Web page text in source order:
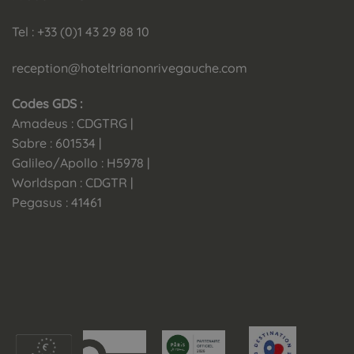
Tel : +33 (0)1 43 29 88 10
reception@hoteltrianonrivegauche.com
Codes GDS :
Amadeus : CDGTRG |
Sabre : 601534 |
Galileo/Apollo : H5978 |
Worldspan : CDGTR |
Pegasus : 41461